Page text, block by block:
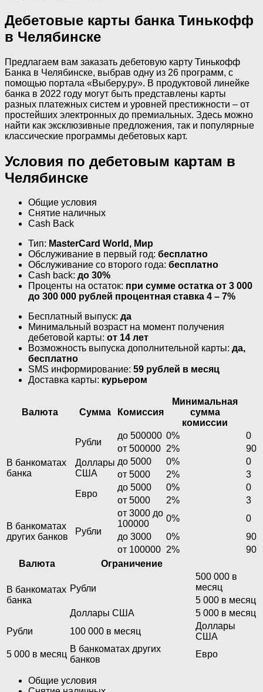
Дебетовые карты банка Тинькофф
в Челябинске
Предлагаем вам заказать дебетовую карту Тинькофф
Банка в Челябинске, выбрав одну из 26 программ, с
помощью портала «Выберу.ру». В продуктовой линейке
банка в 2022 году могут быть представлены карты
разных платежных систем и уровней престижности – от
простейших электронных до премиальных. Здесь можно
найти как эксклюзивные предложения, так и популярные
классические программы дебетовых карт.
Условия по дебетовым картам в
Челябинске
Общие условия
Снятие наличных
Cash Back
Тип: MasterСard World, Мир
Обслуживание в первый год: бесплатно
Обслуживание со второго года: бесплатно
Cash back: до 30%
Проценты на остаток: при сумме остатка от 3 000
до 300 000 рублей процентная ставка 4 – 7%
Бесплатный выпуск: да
Минимальный возраст на момент получения
дебетовой карты: от 14 лет
Возможность выпуска дополнительной карты: да,
бесплатно
SMS информирование: 59 рублей в месяц
Доставка карты: курьером
Валюта Сумма Комиссия
Минимальная
сумма
комиссии
В банкоматах
банка
Рубли
до 500000 0%
0
от 500000 2%
90
Доллары
США
до 5000 0%
0
от 5000
2%
3
Евро
до 5000 0%
0
от 5000
2% 3
В банкоматах
других банков
Рубли
от 3000 до
100000
0%
0
до 3000
0%
90
от 100000 2%
90
Валюта
Ограничение
В банкоматах
банка
Рубли
500 000 в
месяц
5 000 в месяц
Доллары США
5 000 в месяц
Рубли
100 000 в месяц
Доллары
США
5 000 в месяц
В банкоматах других
банков
Евро
Общие условия